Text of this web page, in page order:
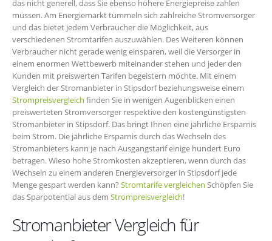
das nicht generell, dass Sie ebenso höhere Energiepreise zahlen
müssen. Am Energiemarkt tümmeln sich zahlreiche Stromversorger
und das bietet jedem Verbraucher die Möglichkeit, aus
verschiedenen Stromtarifen auszuwählen. Des Weiteren können
Verbraucher nicht gerade wenig einsparen, weil die Versorger in
einem enormen Wettbewerb miteinander stehen und jeder den
Kunden mit preiswerten Tarifen begeistern möchte. Mit einem
Vergleich der Stromanbieter in Stipsdorf beziehungsweise einem
Strompreisvergleich finden Sie in wenigen Augenblicken einen
preiswerteten Stromversorger respektive den kostengünstigsten
Stromanbieter in Stipsdorf. Das bringt Ihnen eine jährliche Ersparnis
beim Strom. Die jährliche Ersparnis durch das Wechseln des
Stromanbieters kann je nach Ausgangstarif einige hundert Euro
betragen. Wieso hohe Stromkosten akzeptieren, wenn durch das
Wechseln zu einem anderen Energieversorger in Stipsdorf jede
Menge gespart werden kann? Stromtarife vergleichen Schöpfen Sie
das Sparpotential aus dem Strompreisvergleich!
Stromanbieter Vergleich für